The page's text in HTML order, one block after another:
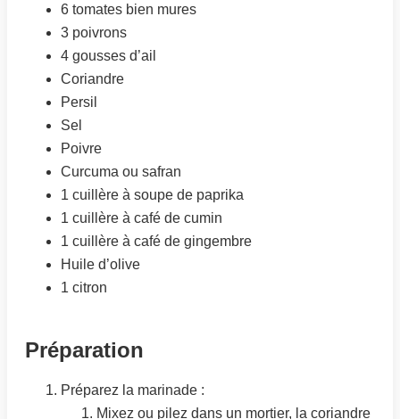
6 tomates bien mures
3 poivrons
4 gousses d’ail
Coriandre
Persil
Sel
Poivre
Curcuma ou safran
1 cuillère à soupe de paprika
1 cuillère à café de cumin
1 cuillère à café de gingembre
Huile d’olive
1 citron
Préparation
Préparez la marinade :
Mixez ou pilez dans un mortier, la coriandre